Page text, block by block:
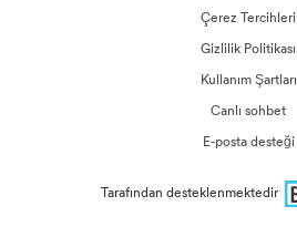
Çerez Tercihleri
Gizlilik Politikası
Kullanım Şartları
Canlı sohbet
E-posta desteği
Tarafından desteklenmektedir